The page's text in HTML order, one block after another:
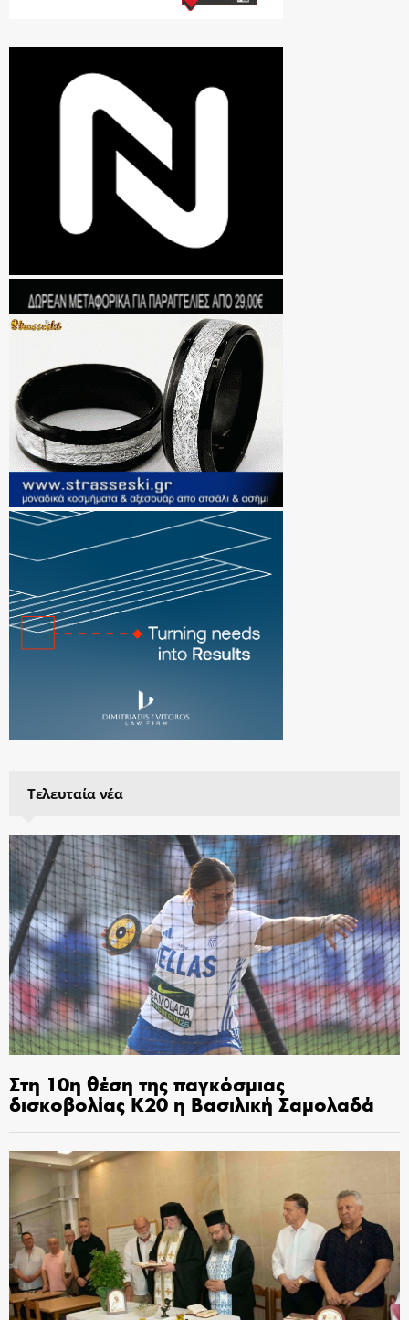
Τελευταία νέα
Στη 10η θέση της παγκόσμιας
δισκοβολίας Κ20 η Βασιλική Σαμολαδά